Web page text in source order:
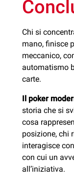
Chi si
mano, finisce
meccanico,
automatismo
carte.
Il poker
storia che si
cosa
posizione, chi
interagisce
con cui un
all’iniziativa.